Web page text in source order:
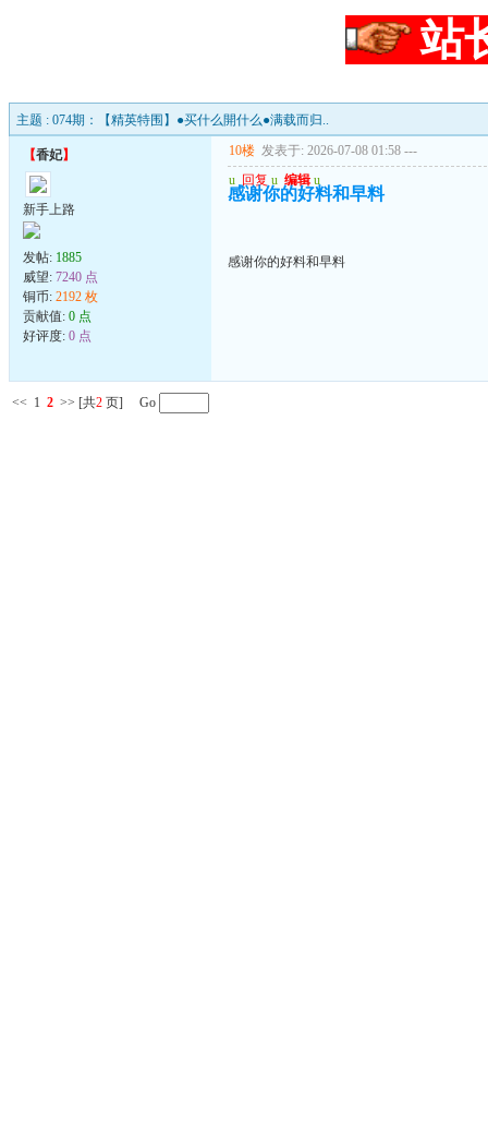
站
主题 : 074期：【精英特围】●买什么開什么●满载而归..
【香妃】
新手上路
发帖: 1885
威望: 7240 点
铜币: 2192 枚
贡献值: 0 点
好评度: 0 点
10楼 发表于: 2026-07-08 01:58 ---
u 回复 u 编辑 u
感谢你的好料和早料
感谢你的好料和早料
<< 1 2 >> [共2 页] Go